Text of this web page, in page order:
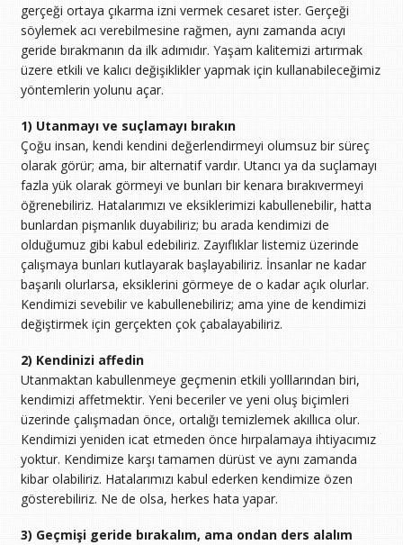
gerçeği ortaya çıkarma izni vermek cesaret ister. Gerçeği
söylemek acı verebilmesine rağmen, aynı zamanda acıyı
geride bırakmanın da ilk adımıdır. Yaşam kalitemizi artırmak
üzere etkili ve kalıcı değişiklikler yapmak için kullanabileceğimiz
yöntemlerin yolunu açar.
1) Utanmayı ve suçlamayı bırakın
Çoğu insan, kendi kendini değerlendirmeyi olumsuz bir süreç
olarak görür; ama, bir alternatif vardır. Utancı ya da suçlamayı
fazla yük olarak görmeyi ve bunları bir kenara bırakıvermeyi
öğrenebiliriz. Hatalarımızı ve eksiklerimizi kabullenebilir, hatta
bunlardan pişmanlık duyabiliriz; bu arada kendimizi de
olduğumuz gibi kabul edebiliriz. Zayıflıklar listemiz üzerinde
çalışmaya bunları kutlayarak başlayabiliriz. İnsanlar ne kadar
başarılı olurlarsa, eksiklerini görmeye de o kadar açık olurlar.
Kendimizi sevebilir ve kabullenebiliriz; ama yine de kendimizi
değiştirmek için gerçekten çok çabalayabiliriz.
2) Kendinizi affedin
Utanmaktan kabullenmeye geçmenin etkili yolllarından biri,
kendimizi affetmektir. Yeni beceriler ve yeni oluş biçimleri
üzerinde çalışmadan önce, ortalığı temizlemek akıllıca olur.
Kendimizi yeniden icat etmeden önce hırpalamaya ihtiyacımız
yoktur. Kendimize karşı tamamen dürüst ve aynı zamanda
kibar olabiliriz. Hatalarımızı kabul ederken kendimize özen
gösterebiliriz. Ne de olsa, herkes hata yapar.
3) Geçmişi geride bırakalım, ama ondan ders alalım